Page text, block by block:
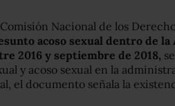
Nacional de los
acoso sexual dentro de
2016 y septiembre de 2018,
y acoso sexual en la
el documento señala la